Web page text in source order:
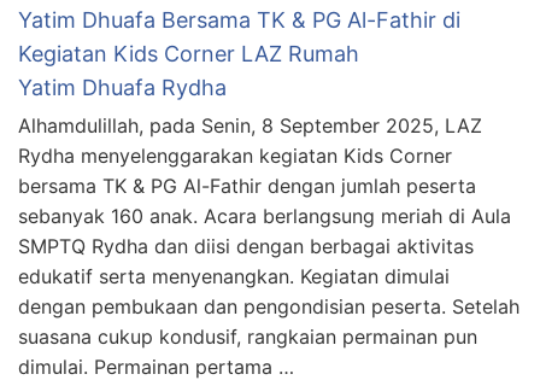
Yatim Dhuafa Bersama TK & PG Al-Fathir di
Kegiatan Kids Corner LAZ Rumah
Yatim Dhuafa Rydha
Alhamdulillah, pada Senin, 8 September 2025, LAZ
Rydha menyelenggarakan kegiatan Kids Corner
bersama TK & PG Al-Fathir dengan jumlah peserta
sebanyak 160 anak. Acara berlangsung meriah di Aula
SMPTQ Rydha dan diisi dengan berbagai aktivitas
edukatif serta menyenangkan. Kegiatan dimulai
dengan pembukaan dan pengondisian peserta. Setelah
suasana cukup kondusif, rangkaian permainan pun
dimulai. Permainan pertama …